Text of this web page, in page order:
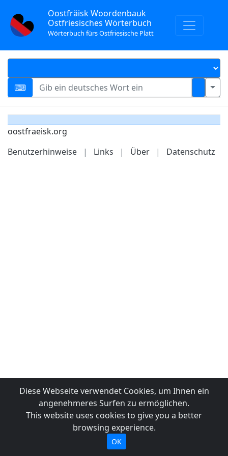
Oostfräisk Woordenbauk
Ostfriesisches Wörterbuch
Wörterbuch fürs Ostfriesische Platt
oostfraeisk.org
Benutzerhinweise
| Links | Über | Datenschutz
Diese Webseite verwendet Cookies, um Ihnen ein
angenehmeres Surfen zu ermöglichen.
This website uses cookies to give you a better
browsing experience.
OK